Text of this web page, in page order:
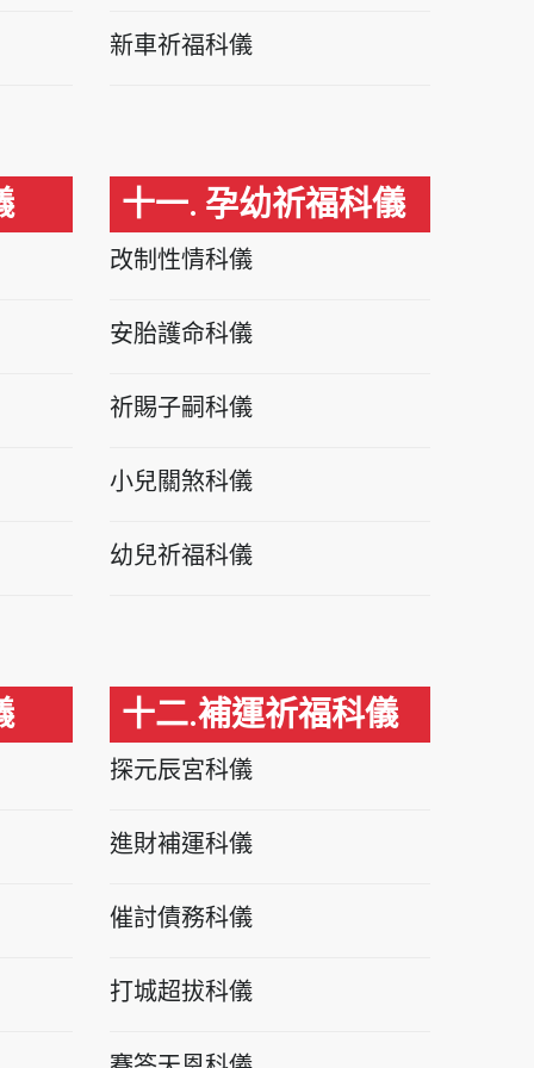
新車祈福科儀
十一. 孕幼祈福科儀
改制性情科儀
安胎護命科儀
祈賜子嗣科儀
小兒關煞科儀
幼兒祈福科儀
十二.補運祈福科儀
探元辰宮科儀
進財補運科儀
催討債務科儀
打城超拔科儀